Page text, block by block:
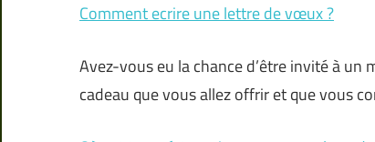
Comment ecrire une lettre de vœux ?
Avez-vous eu la chance d’être invité à un
cadeau que vous allez offrir et que vous